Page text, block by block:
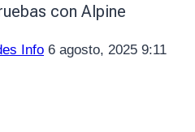
con Alpine
Info 6 agosto, 2025 9:11